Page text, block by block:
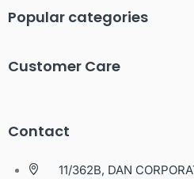
Popular categories
Customer Care
Contact
11/362B, DAN